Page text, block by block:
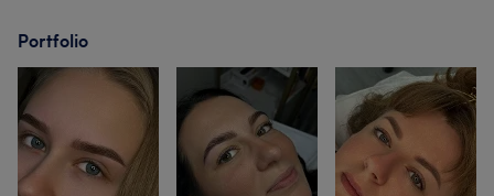
Portfolio